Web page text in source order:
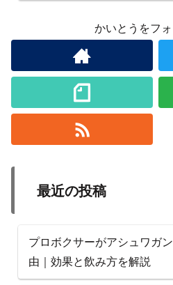
かいとうをフ
最近の投稿
プロボクサーがアシュワガ
由｜効果と飲み方を解説